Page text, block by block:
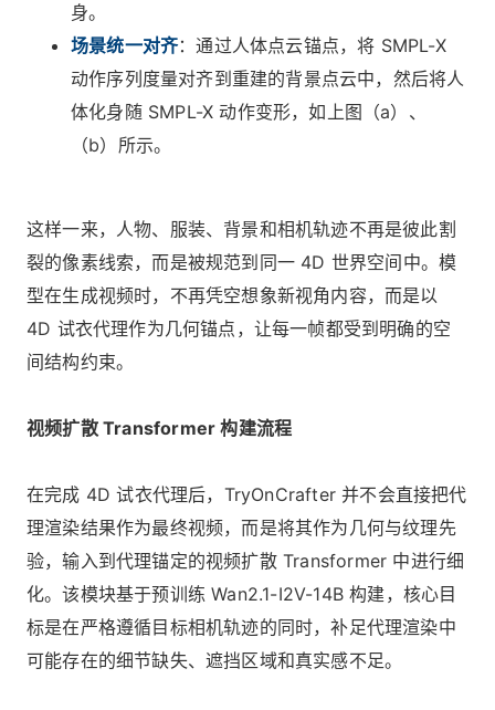
身。
场景统一对齐：通过人体点云锚点，将 SMPL-X
动作序列度量对齐到重建的背景点云中，然后将人
体化身随 SMPL-X 动作变形，如上图（a）、
（b）所示。
这样一来，人物、服装、背景和相机轨迹不再是彼此割
裂的像素线索，而是被规范到同一 4D 世界空间中。模
型在生成视频时，不再凭空想象新视角内容，而是以
4D 试衣代理作为几何锚点，让每一帧都受到明确的空
间结构约束。
视频扩散 Transformer 构建流程
在完成 4D 试衣代理后，TryOnCrafter 并不会直接把代
理渲染结果作为最终视频，而是将其作为几何与纹理先
验，输入到代理锚定的视频扩散 Transformer 中进行细
化。该模块基于预训练 Wan2.1-I2V-14B 构建，核心目
标是在严格遵循目标相机轨迹的同时，补足代理渲染中
可能存在的细节缺失、遮挡区域和真实感不足。